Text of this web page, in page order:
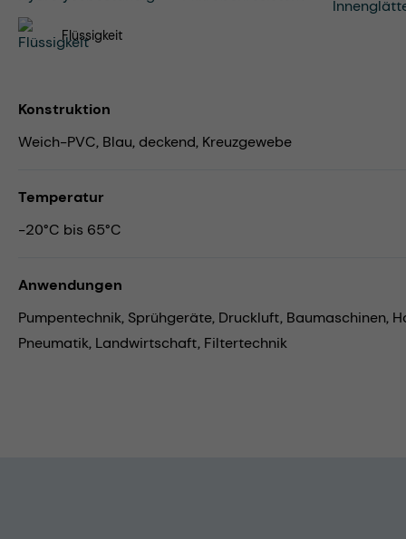
Flüssigkeit
Konstruktion
Weich-PVC, Blau, deckend, Kreuzgewebe
Temperatur
-20°C bis 65°C
Anwendungen
Pumpentechnik, Sprühgeräte, Druckluft, Baumaschinen,
Pneumatik, Landwirtschaft, Filtertechnik